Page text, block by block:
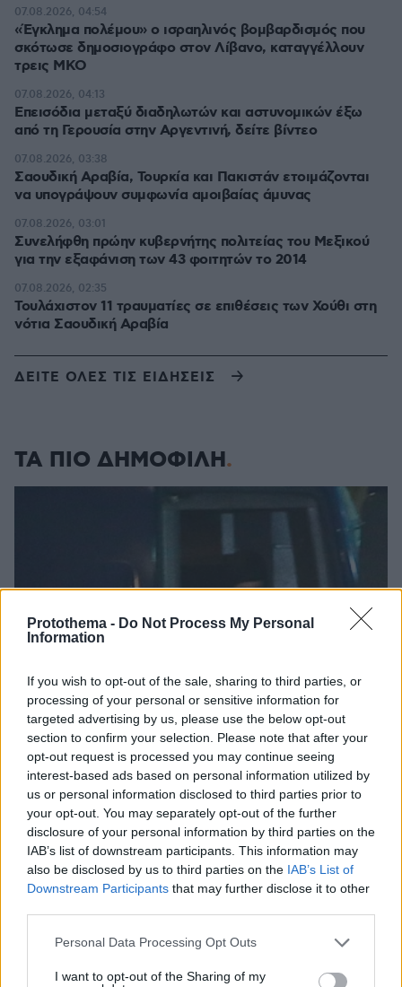
Protothema - Do Not Process My Personal
Information
If you wish to opt-out of the sale, sharing to third parties, or
processing of your personal or sensitive information for
targeted advertising by us, please use the below opt-out
section to confirm your selection. Please note that after your
opt-out request is processed you may continue seeing
interest-based ads based on personal information utilized by
us or personal information disclosed to third parties prior to
your opt-out. You may separately opt-out of the further
disclosure of your personal information by third parties on the
IAB’s list of downstream participants. This information may
also be disclosed by us to third parties on the IAB’s List of
Downstream Participants that may further disclose it to other
Please note that this website/app uses one or more Google
not limited to your visit or usage behaviour. You may click to
Personal Data Processing Opt Outs
I want to opt-out of the Sharing of my
«Έγκλημα πολέμου» ο ισραηλινός βομβαρδισμός που
σκότωσε δημοσιογράφο στον Λίβανο, καταγγέλλουν
τρεις ΜΚΟ
07.08.2026, 04:54
Επεισόδια μεταξύ διαδηλωτών και αστυνομικών έξω
από τη Γερουσία στην Αργεντινή, δείτε βίντεο
07.08.2026, 04:13
Σαουδική Αραβία, Τουρκία και Πακιστάν ετοιμάζονται
να υπογράψουν συμφωνία αμοιβαίας άμυνας
07.08.2026, 03:38
Συνελήφθη πρώην κυβερνήτης πολιτείας του Μεξικού
για την εξαφάνιση των 43 φοιτητών το 2014
07.08.2026, 03:01
Τουλάχιστον 11 τραυματίες σε επιθέσεις των Χούθι στη
νότια Σαουδική Αραβία
07.08.2026, 02:35
ΔΕΙΤΕ ΟΛΕΣ ΤΙΣ ΕΙΔΗΣΕΙΣ
ΤΑ ΠΙΟ ΔΗΜΟΦΙΛΗ
Στη ΓΑΔΑ κρατείται η 46χρονη που κατηγορείται
για την επίθεση στη Marfin, δείτε βίντεο και
φωτογραφίες
06.08.2026, 23:17